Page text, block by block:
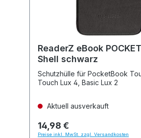
ReaderZ eBook
Shell schwarz
Schutzhülle für PocketBook
Touch Lux 4, Basic Lux 2
Aktuell ausverkauft
14,98 €
Preise inkl. MwSt. zzgl. Versandkosten